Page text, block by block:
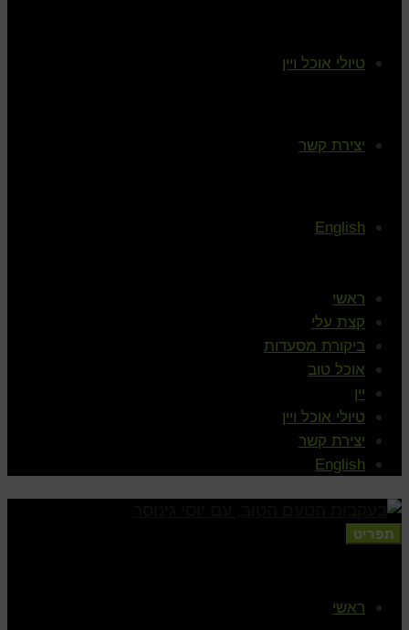
טיולי אוכל ויין
יצירת קשר
English
ראשי
קצת עלי
ביקורת מסעדות
אוכל טוב
יין
טיולי אוכל ויין
יצירת קשר
English
תפריט
ראשי